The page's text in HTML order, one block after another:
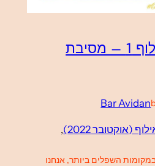
בלתי ניתנת לאילוף 1 – מסיבת
Bar Avidan
(אוקטובר 2022)
,
השפלים ביותר, אנחנו